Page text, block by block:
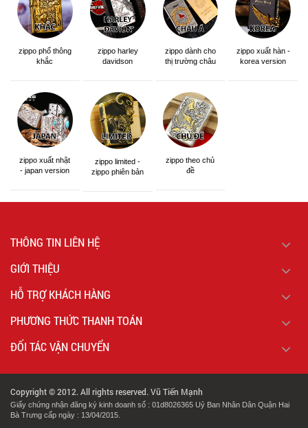
zippo phổ thông
khắc
zippo harley
davidson
zippo dành cho
thị trường châu
zippo xuất hàn -
korea version
zippo xuất nhật
- japan version
zippo limited -
zippo phiên bản
zippo theo chủ
đề
THÔNG TIN LIÊN HỆ
GIỚI THIỆU
HỖ TRỢ KHÁCH HÀNG
PHƯƠNG THỨC THANH TOÁN
ĐỐI TÁC VẬN CHUYỂN
Copyright © 2012. All rights reserved. Vũ Tiến Mạnh
Giấy chứng nhận đăng ký kinh doanh số : 01d8026365 Uỷ Ban Nhân Dân Quận Hai
Bà Trưng cấp ngày : 13/04/2015.